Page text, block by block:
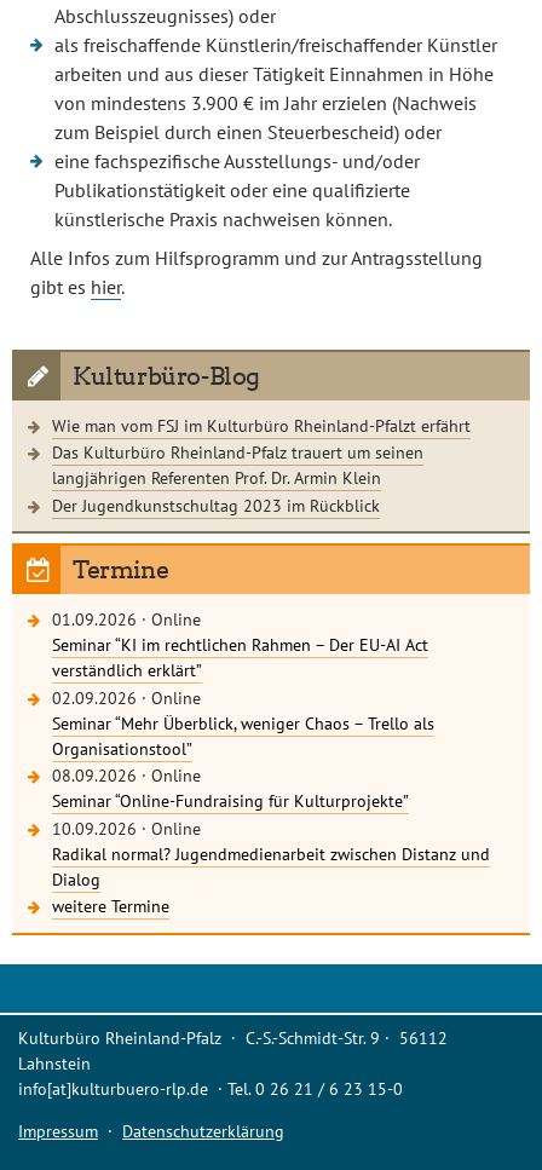
Abschlusszeugnisses) oder
als freischaffende Künstlerin/freischaffender Künstler
arbeiten und aus dieser Tätigkeit Einnahmen in Höhe
von mindestens 3.900 € im Jahr erzielen (Nachweis
zum Beispiel durch einen Steuerbescheid) oder
eine fachspezifische Ausstellungs- und/oder
Publikationstätigkeit oder eine qualifizierte
künstlerische Praxis nachweisen können.
Alle Infos zum Hilfsprogramm und zur Antragsstellung
gibt es hier.
Kulturbüro-Blog
Wie man vom FSJ im Kulturbüro Rheinland-Pfalzt erfährt
Das Kulturbüro Rheinland-Pfalz trauert um seinen
langjährigen Referenten Prof. Dr. Armin Klein
Der Jugendkunstschultag 2023 im Rückblick
Termine
01.09.2026 · Online
Seminar “KI im rechtlichen Rahmen – Der EU-AI Act
verständlich erklärt”
02.09.2026 · Online
Seminar “Mehr Überblick, weniger Chaos – Trello als
Organisationstool”
08.09.2026 · Online
Seminar “Online-Fundraising für Kulturprojekte”
10.09.2026 · Online
Radikal normal? Jugendmedienarbeit zwischen Distanz und
Dialog
weitere Termine
Kulturbüro Rheinland-Pfalz · C.-S.-Schmidt-Str. 9 · 56112
Lahnstein
info[at]kulturbuero-rlp.de · Tel. 0 26 21 / 6 23 15-0
Impressum · Datenschutzerklärung